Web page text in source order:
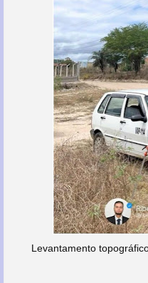
Levantamento